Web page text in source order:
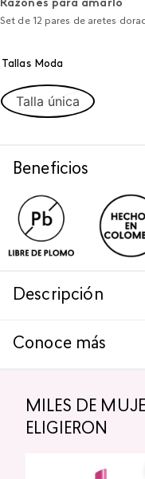
Razones para amarlo
Set de 12 pares de aretes
Tallas Moda
Talla única
Beneficios
Descripción
Conoce más
MILES DE
ELIGIERON